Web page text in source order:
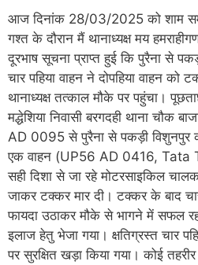
आज दिनांक 28/03/2025 को शाम
गश्त के दौरान मैं थानाध्यक्ष मय
दूरभाष सूचना प्राप्त हुई कि पुरैना से
चार पहिया वाहन ने दोपहिया वाहन को
थानाध्यक्ष तत्काल मौके पर पहुंचा।
मद्धेशिया निवासी बरगदही थाना चौक
AD 0095 से पुरैना से पकड़ी विशुनपुर
एक वाहन (UP56 AD 0416,
सही दिशा से जा रहे मोटरसाइकिल
जाकर टक्कर मार दी। टक्कर के बाद
फायदा उठाकर मौके से भागने में सफल
इलाज हेतु भेजा गया। क्षतिग्रस्त चार
पर सुरक्षित खड़ा किया गया। कोई